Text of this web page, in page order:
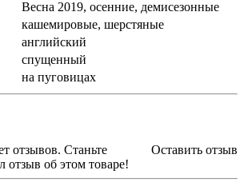
Весна 2019, осенние, демисезонные
кашемировые, шерстяные
английский
спущенный
на пуговицах
Оставить отзыв
отзывов. Станьте
отзыв об этом товаре!